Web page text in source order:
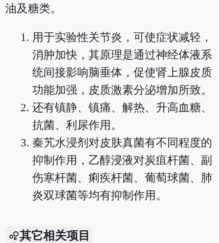
油及糖类。
用于实验性关节炎，可使症状减轻，
消肿加快，其原理是通过神经体液系
统间接影响脑垂体，促使肾上腺皮质
功能加强，皮质激素分泌增加所致。
还有镇静、镇痛、解热、升高血糖、
抗菌、利尿作用。
秦艽水浸剂对皮肤真菌有不同程度的
抑制作用，乙醇浸液对炭疽杆菌、副
伤寒杆菌、痢疾杆菌、葡萄球菌、肺
炎双球菌等均有抑制作用。
其它相关项目